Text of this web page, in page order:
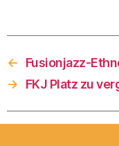
←
Fusionjazz-
→
FKJ Platz zu